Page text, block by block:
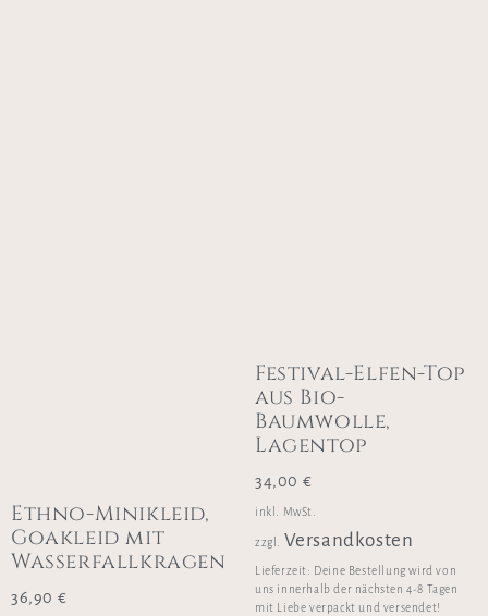
Ethno-Minikleid,
Goakleid mit
Wasserfallkragen
36,90 €
Festival-Elfen-Top
aus Bio-
Baumwolle,
Lagentop
34,00 €
inkl. MwSt.
zzgl. Versandkosten
Lieferzeit: Deine Bestellung wird von
uns innerhalb der nächsten 4-8 Tagen
mit Liebe verpackt und versendet!